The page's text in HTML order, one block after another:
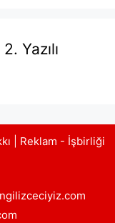
Yazılı
Reklam - İşbirliği